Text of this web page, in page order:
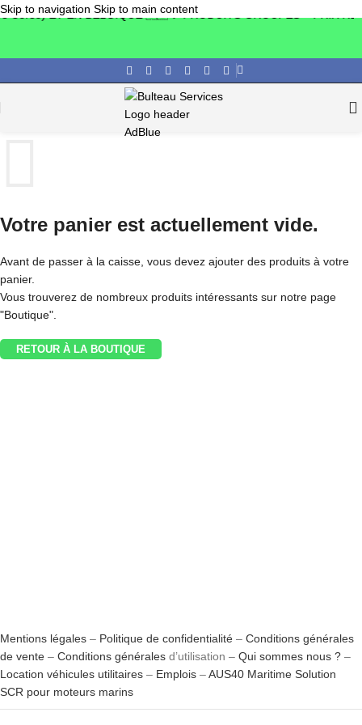
Skip to navigation Skip to main content
Corse) ET EN BELGIQUE 🇧🇪💡 PRODUITS GROUPÉS = PRIX
Votre panier est actuellement vide.
Avant de passer à la caisse, vous devez ajouter des produits à votre
panier.
Vous trouverez de nombreux produits intéressants sur notre page
"Boutique".
RETOUR À LA BOUTIQUE
Mentions légales – Politique de confidentialité – Conditions générales
de vente – Conditions générales d’utilisation – Qui sommes nous ? –
Location véhicules utilitaires – Emplois –AUS40 Maritime Solution
SCR pour moteurs marins